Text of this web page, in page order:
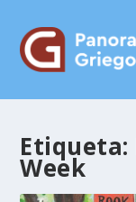
Etiqueta:
Week